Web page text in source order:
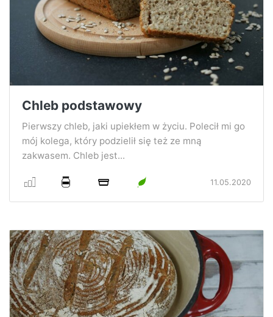
Chleb podstawowy
Pierwszy chleb, jaki upiekłem w życiu. Polecił mi go
mój kolega, który podzielił się też ze mną
zakwasem. Chleb jest...
11.05.2020